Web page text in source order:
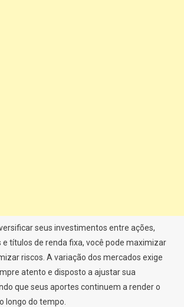
seus investimentos entre ações,
títulos de renda fixa, você pode maximizar
riscos. A variação dos mercados exige
atento e disposto a ajustar sua
que seus aportes continuem a render o
longo do tempo.